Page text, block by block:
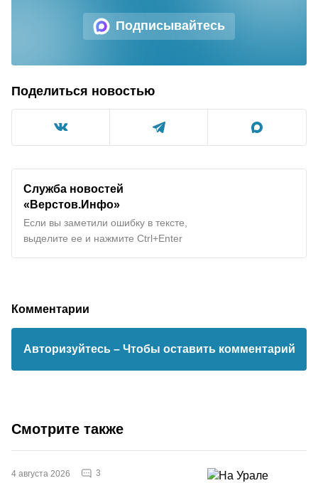
Подписывайтесь
Поделиться новостью
Служба новостей
«Верстов.Инфо»
Если вы заметили ошибку в тексте,
выделите ее и нажмите Ctrl+Enter
Комментарии
Авторизуйтесь – Чтобы оставить комментарий
Смотрите также
4 августа 2026 3